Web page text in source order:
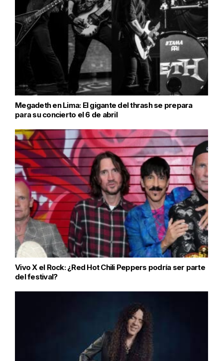
Megadeth en Lima: El gigante del thrash se prepara
para su concierto el 6 de abril
Vivo X el Rock: ¿Red Hot Chili Peppers podría ser parte
del festival?